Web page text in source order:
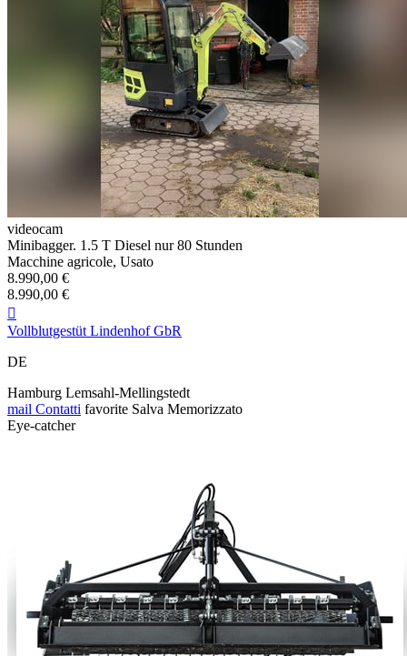
videocam
Minibagger. 1.5 T Diesel nur 80 Stunden
Macchine agricole, Usato
8.990,00 €
8.990,00 €

Vollblutgestüt Lindenhof GbR
DE
Hamburg Lemsahl-Mellingstedt
mail Contatti favorite Salva Memorizzato
Eye-catcher